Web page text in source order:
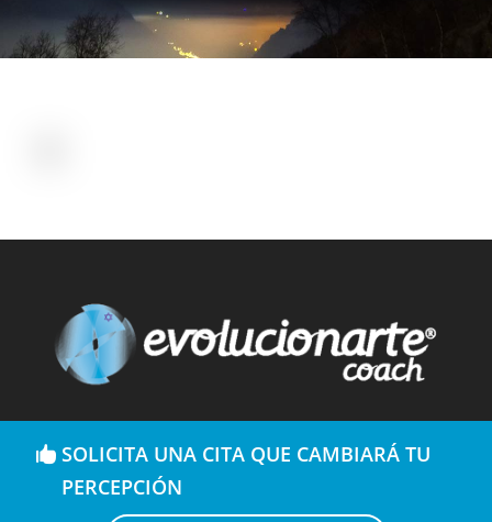
SOLICITA UNA CITA QUE CAMBIARÁ TU
PERCEPCIÓN